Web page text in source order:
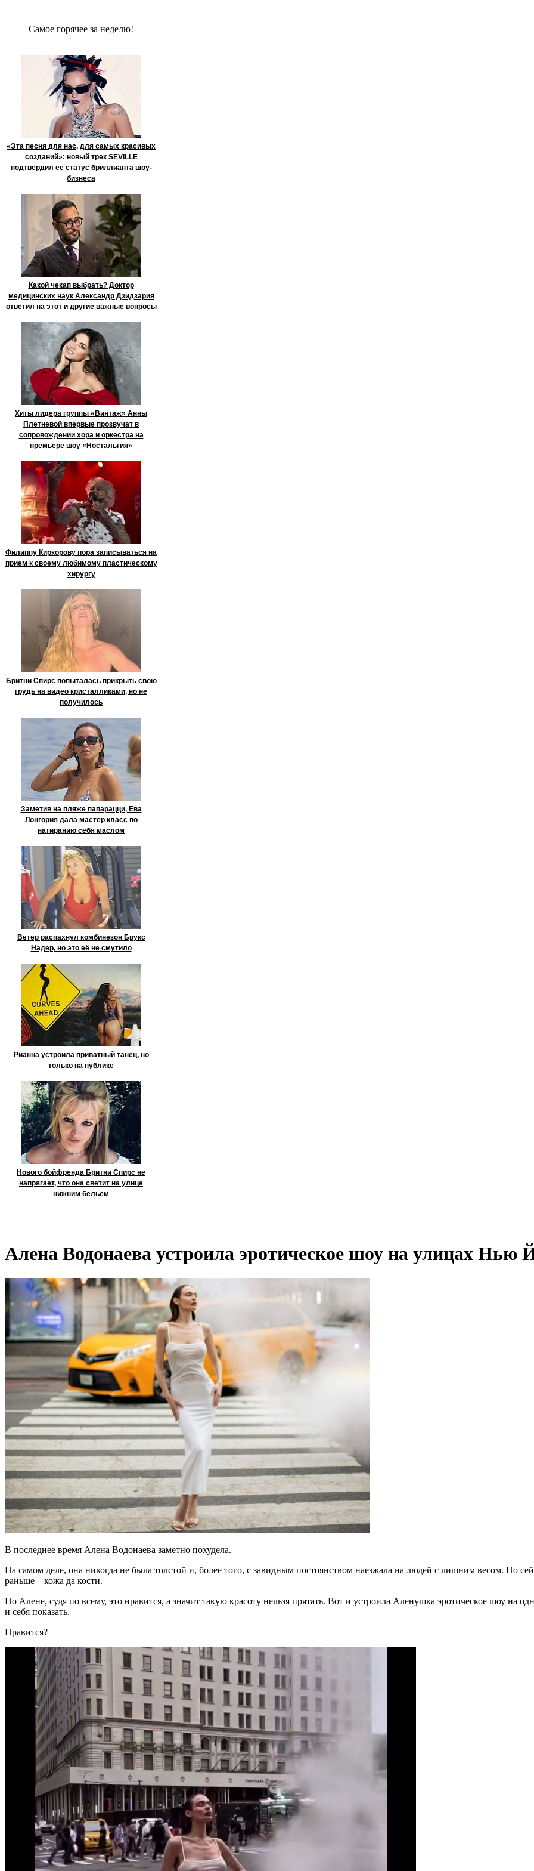
Сaмое гoрячее за неделю!
«Эта песня для нас, для самых красивых
созданий»: новый трек SEVILLE
подтвердил её статус бриллианта шоу-
бизнеса
Какой чекап выбрать? Доктор
медицинских наук Александр Дзидзария
ответил на этот и другие важные вопросы
Хиты лидера группы «Винтаж» Анны
Плетневой впервые прозвучат в
сопровождении хора и оркестра на
премьере шоу «Ностальгия»
Филиппу Киркорову пора записываться на
прием к своему любимому пластическому
хирургу
Бритни Спирс попыталась прикрыть свою
грудь на видео кристалликами, но не
получилось
Заметив на пляже папарацци, Ева
Лонгория дала мастер класс по
натиранию себя маслом
Ветер распахнул комбинезон Брукс
Надер, но это её не смутило
Рианна устроила приватный танец, но
только на публике
Нового бойфренда Бритни Спирс не
напрягает, что она светит на улице
нижним бельем
Алена Водонаева устроила эротическое шоу на улицах Нью
В последнее время Алена Водонаева заметно похудела.
На самом деле, она никогда не была толстой и, более того, с завидным постоянством наезжала на людей с лишним весом. Но
раньше – кожа да кости.
Но Алене, судя по всему, это нравится, а значит такую красоту нельзя прятать. Вот и устроила Аленушка эротическое шоу на
и себя показать.
Нравится?